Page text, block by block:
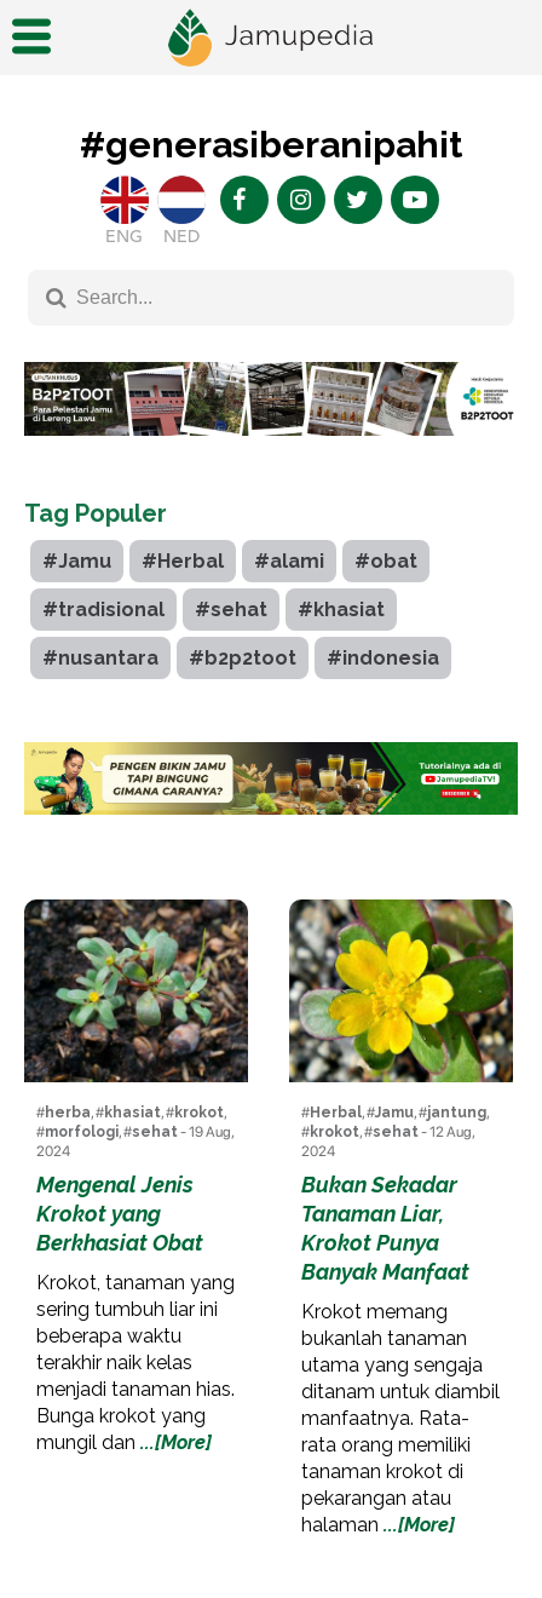
#generasiberanipahit
ENG NED
Tag Populer
#Jamu #Herbal #alami #obat
#tradisional #sehat #khasiat
#nusantara #b2p2toot #indonesia
#herba, #khasiat, #krokot,
#morfologi, #sehat- 19 Aug,
2024
Mengenal Jenis
Krokot yang
Berkhasiat Obat
Krokot, tanaman yang
sering tumbuh liar ini
beberapa waktu
terakhir naik kelas
menjadi tanaman hias.
Bunga krokot yang
mungil dan ...[More]
#Herbal, #Jamu, #jantung,
#krokot, #sehat- 12 Aug,
2024
Bukan Sekadar
Tanaman Liar,
Krokot Punya
Banyak Manfaat
Krokot memang
bukanlah tanaman
utama yang sengaja
ditanam untuk diambil
manfaatnya. Rata-
rata orang memiliki
tanaman krokot di
pekarangan atau
halaman ...[More]